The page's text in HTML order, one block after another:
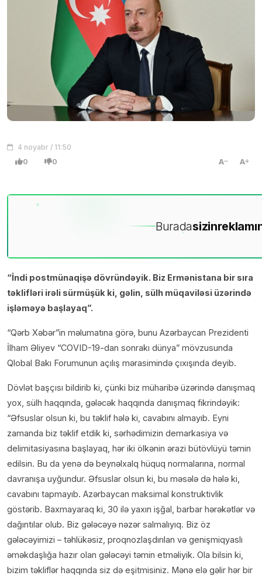
4 noyabr / 11:50
0 0 A A
Buradasizin
“İndi postmünaqişə dövründəyik. Biz Ermənistana bir sıra
təklifləri irəli sürmüşük ki, gəlin, sülh müqaviləsi üzərində
işləməyə başlayaq”.
“Qərb Xəbər”in məlumatına görə, bunu Azərbaycan Prezidenti
İlham Əliyev “COVID-19-dan sonrakı dünya” mövzusunda
Qlobal Bakı Forumunun açılış mərasimində çıxışında deyib.
Dövlət başçısı bildirib ki, çünki biz müharibə üzərində danışmaq
yox, sülh haqqında, gələcək haqqında danışmaq fikrindəyik:
“Əfsuslar olsun ki, bu təklif hələ ki, cavabını almayıb. Eyni
zamanda biz təklif etdik ki, sərhədimizin demarkasiya və
delimitasiyasına başlayaq, hər iki ölkənin ərazi bütövlüyü təmin
edilsin. Bu da yenə də beynəlxalq hüquq normalarına, normal
davranışa uyğundur. Əfsuslar olsun ki, bu məsələ də hələ ki,
cavabını tapmayıb. Azərbaycan maksimal konstruktivlik
göstərib. Baxmayaraq ki, 30 ilə yaxın işğal, barbar hərəkətlər və
dağıntılar olub. Biz gələcəyə nəzər salmalıyıq. Biz öz
gələcəyimizi – təhlükəsiz, proqnozlaşdırılan və genişmiqyaslı
əməkdaşlığa hazır olan gələcəyi təmin etməliyik. Ola bilsin ki,
bizim təkliflər haqqında siz də eşitmisiniz. Mənə elə gəlir hər bir